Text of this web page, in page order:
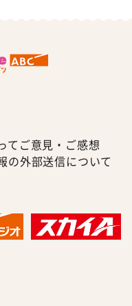
て ご意見・ご感想
の外部送信について